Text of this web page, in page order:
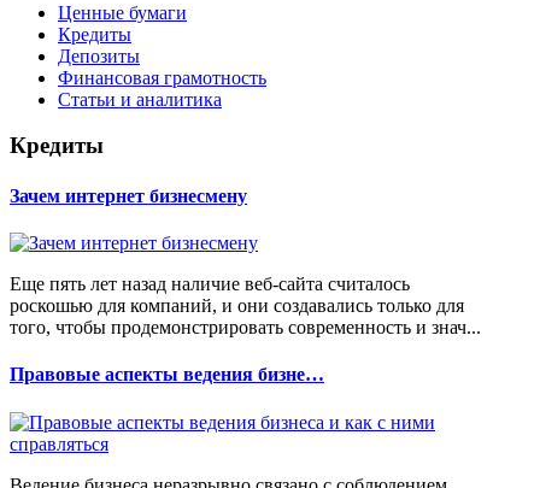
Ценные бумаги
Кредиты
Депозиты
Финансовая грамотность
Статьи и аналитика
Кредиты
Зачем интернет бизнесмену
Еще пять лет назад наличие веб-сайта считалось
роскошью для компаний, и они создавались только для
того, чтобы продемонстрировать современность и знач...
Правовые аспекты ведения бизне…